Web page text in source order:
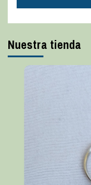
Nuestra tienda